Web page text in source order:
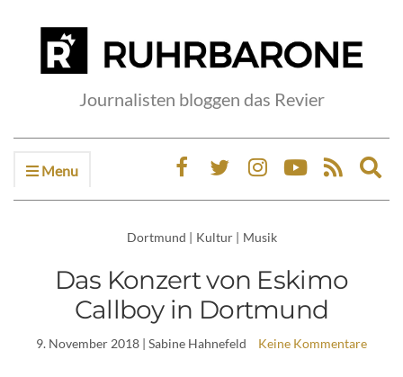
Journalisten bloggen das Revier
Menu
Dortmund | Kultur | Musik
Das Konzert von Eskimo
Callboy in Dortmund
9. November 2018 | Sabine Hahnefeld Keine Kommentare